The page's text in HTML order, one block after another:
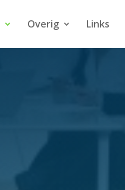
Overig Links